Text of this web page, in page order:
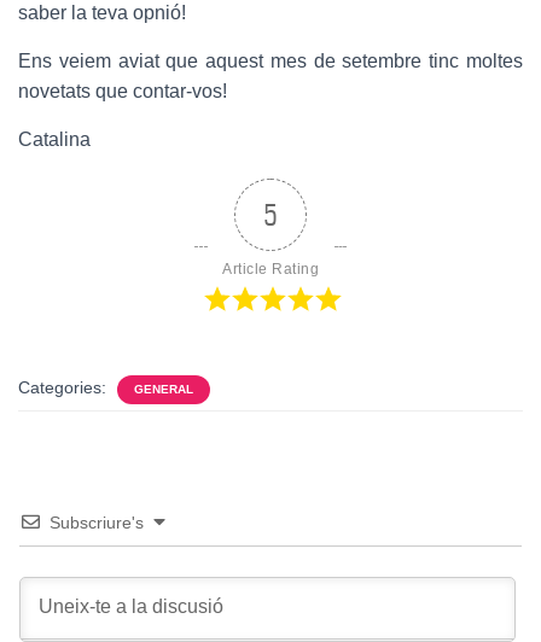
saber la teva opnió!
Ens veiem aviat que aquest mes de setembre tinc moltes
novetats que contar-vos!
Catalina
5
Article Rating
Categories: GENERAL
Subscriure's